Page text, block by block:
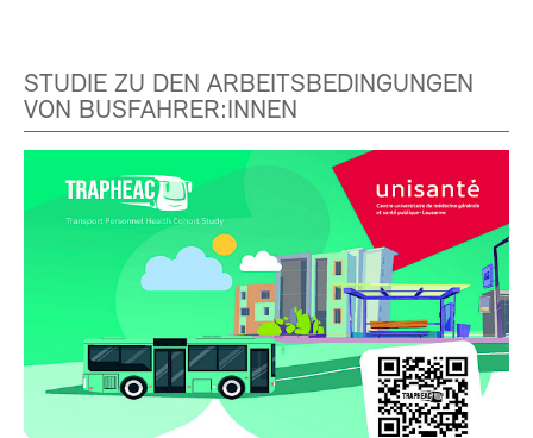
STUDIE ZU DEN ARBEITSBEDINGUNGEN
VON BUSFAHRER:INNEN